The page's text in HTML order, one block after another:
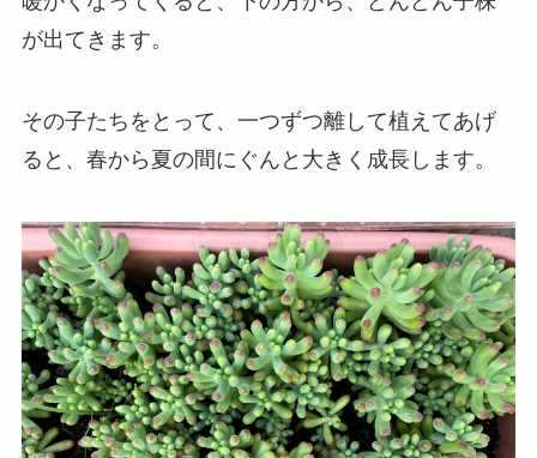
が出てきます。
その子たちをとって、一つずつ離して植えてあげ
ると、春から夏の間にぐんと大きく成長します。